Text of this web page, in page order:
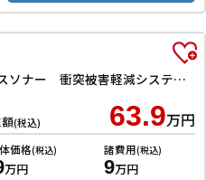
L SAIII 純正ナビ クリアランスソナー 衝突被害軽減システム オートマチックハイビーム オートライト アイドリングストップ CVT ESC エアコン パワーウィンドウ
(税込) 63.9万円
価格(税込)
万円
諸費用(税込)
9万円